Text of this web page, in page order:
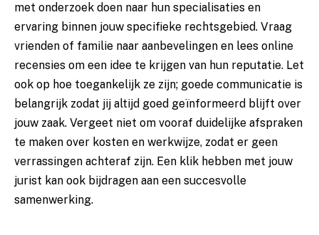
met onderzoek doen naar hun specialisaties en
ervaring binnen jouw specifieke rechtsgebied. Vraag
vrienden of familie naar aanbevelingen en lees online
recensies om een idee te krijgen van hun reputatie. Let
ook op hoe toegankelijk ze zijn; goede communicatie is
belangrijk zodat jij altijd goed geïnformeerd blijft over
jouw zaak. Vergeet niet om vooraf duidelijke afspraken
te maken over kosten en werkwijze, zodat er geen
verrassingen achteraf zijn. Een klik hebben met jouw
jurist kan ook bijdragen aan een succesvolle
samenwerking.